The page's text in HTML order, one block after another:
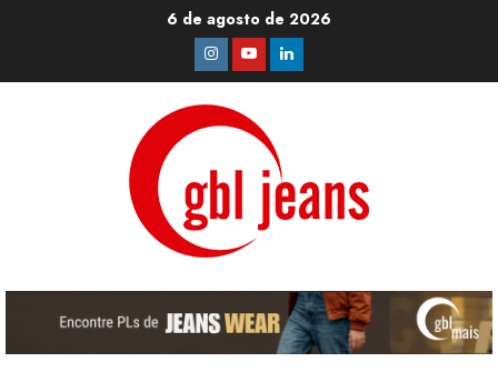
6 de agosto de 2026
Instagram
YoutubeLinkedin